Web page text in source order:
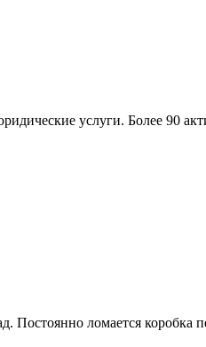
услуги. Более 90
Постоянно ломается коробка